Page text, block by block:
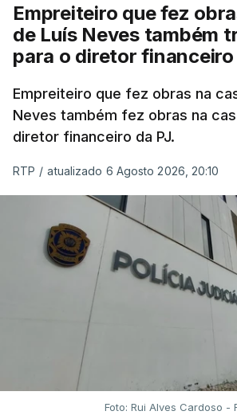
Empreiteiro que fez
de Luís Neves também
para o diretor financeiro
Empreiteiro que fez obras na
Neves também fez obras na
diretor financeiro da PJ.
RTP / atualizado 6 Agosto 2026, 20:10
Foto: Rui Alves Cardoso -